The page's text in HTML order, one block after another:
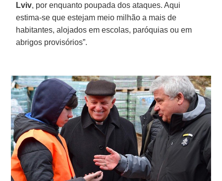
Lviv, por enquanto poupada dos ataques. Aqui
estima-se que estejam meio milhão a mais de
habitantes, alojados em escolas, paróquias ou em
abrigos provisórios”.